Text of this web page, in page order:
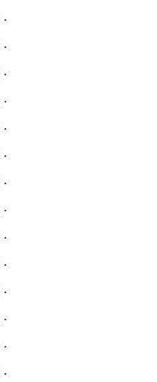
·
·
·
·
·
·
·
·
·
·
·
·
·
·